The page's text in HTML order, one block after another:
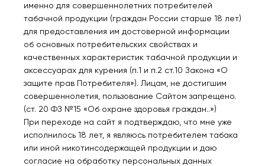
Нет в наличии
CHAPPMAN Salt
Карамельный табак
30мл 2%
500₽
Уведомить
Нет в наличии
CHAPPMAN Salt
Вишневый табак 30мл
2%
500₽
Уведомить
именно для совершеннолетних потребителей
табачной продукции (граждан России старше 18 лет)
для предоставления им достоверной информации
об основных потребительских свойствах и
качественных характеристик табачной продукции и
аксессуарах для курения (п.1 и п.2 ст.10 Закона «О
защите прав Потребителя»). Лицам, не достигшим
совершеннолетия, пользование Сайтом запрещено.
(ст. 20 ФЗ №15 «Об охране здоровья граждан..»)
При переходе на сайт я подтверждаю, что мне уже
исполнилось 18 лет, я являюсь потребителем табака
или иной никотинсодержащей продукции и даю
согласие на обработку персональных данных